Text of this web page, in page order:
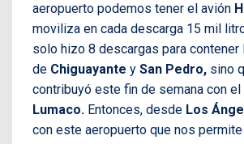
aeropuerto podemos tener el avión
moviliza en cada descarga 15 mil
solo hizo 8 descargas para
de Chiguayante y San Pedro, sino
contribuyó este fin de semana con
Lumaco. Entonces, desde Los
con este aeropuerto que nos